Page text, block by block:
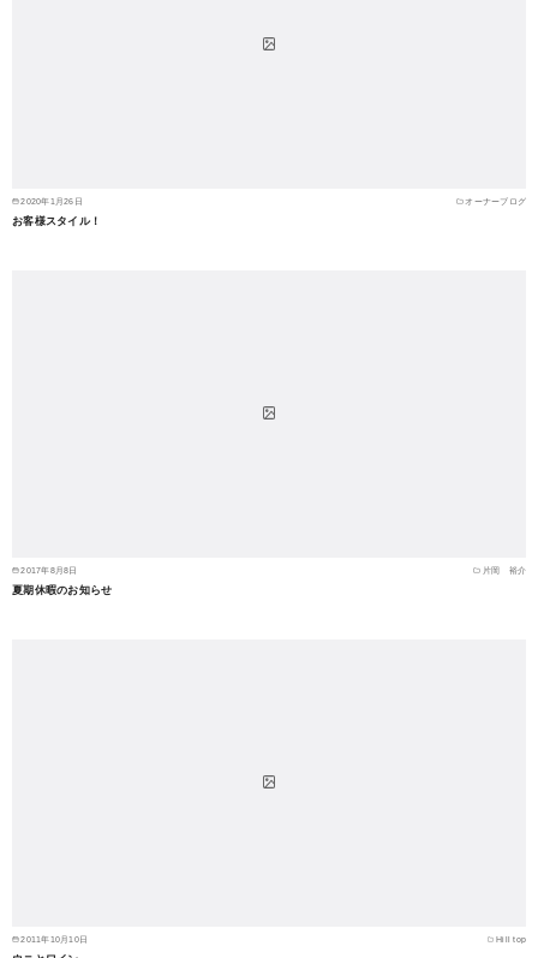
2020年1月26日 オーナーブログ
お客様スタイル！
2017年8月8日 片岡 裕介
夏期休暇のお知らせ
2011年10月10日 Hill top